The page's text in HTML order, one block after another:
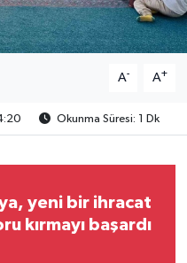
A- A+
Okunma Süresi: 1 Dk
yeni bir ihracat
kırmayı başardı